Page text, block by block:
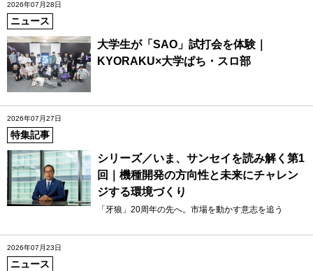
2026年07月28日
ニュース
大学生が「SAO」試打会を体験｜
KYORAKU×大学ぱち・スロ部
2026年07月27日
特集記事
シリーズ／いま、サンセイを読み解く第1
回｜機種開発の方向性と未来にチャレン
ジする環境づくり
「牙狼」20周年の先へ。市場を動かす意志を追う
2026年07月23日
ニュース